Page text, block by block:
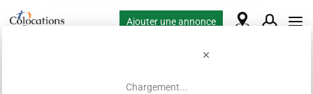
Chargement...
Ajouter une annonce